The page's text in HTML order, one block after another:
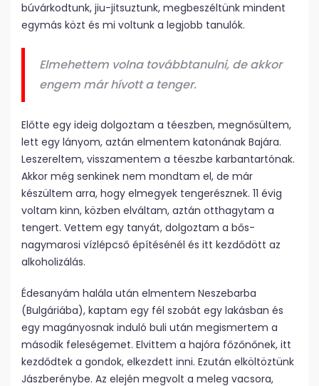
búvárkodtunk, jiu-jitsuztunk, megbeszéltünk mindent
egymás közt és mi voltunk a legjobb tanulók.
Elmehettem volna továbbtanulni, de akkor
engem már hívott a tenger.
Előtte egy ideig dolgoztam a téeszben, megnősültem,
lett egy lányom, aztán elmentem katonának Bajára.
Leszereltem, visszamentem a téeszbe karbantartónak.
Akkor még senkinek nem mondtam el, de már
készültem arra, hogy elmegyek tengerésznek. 11 évig
voltam kinn, közben elváltam, aztán otthagytam a
tengert. Vettem egy tanyát, dolgoztam a bős-
nagymarosi vízlépcső építésénél és itt kezdődött az
alkoholizálás.
Édesanyám halála után elmentem Neszebarba
(Bulgáriába), kaptam egy fél szobát egy lakásban és
egy magányosnak induló buli után megismertem a
második feleségemet. Elvittem a hajóra főzőnőnek, itt
kezdődtek a gondok, elkezdett inni. Ezután elköltöztünk
Jászberénybe. Az elején megvolt a meleg vacsora,